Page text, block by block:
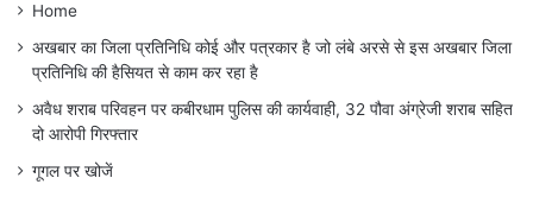
Home
अखबार का जिला प्रतिनिधि कोई और पत्रकार है जो लंबे अरसे से इस अखबार जिला
प्रतिनिधि की हैसियत से काम कर रहा है
अवैध शराब परिवहन पर कबीरधाम पुलिस की कार्यवाही, 32 पौवा अंग्रेजी शराब सहित
दो आरोपी गिरफ्तार
गूगल पर खोजें